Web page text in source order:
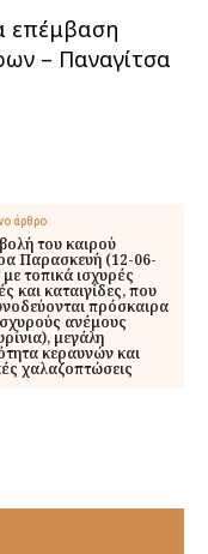
επέμβαση
– Παναγίτσα
άρθρο
του καιρού
Παρασκευή (12-06-
με τοπικά ισχυρές
και καταιγίδες, που
πρόσκαιρα
ανέμους
μεγάλη
κεραυνών και
χαλαζοπτώσεις